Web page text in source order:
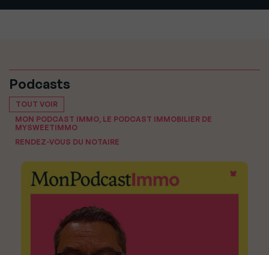
Podcasts
TOUT VOIR
MON PODCAST IMMO, LE PODCAST IMMOBILIER DE
MYSWEETIMMO
RENDEZ-VOUS DU NOTAIRE